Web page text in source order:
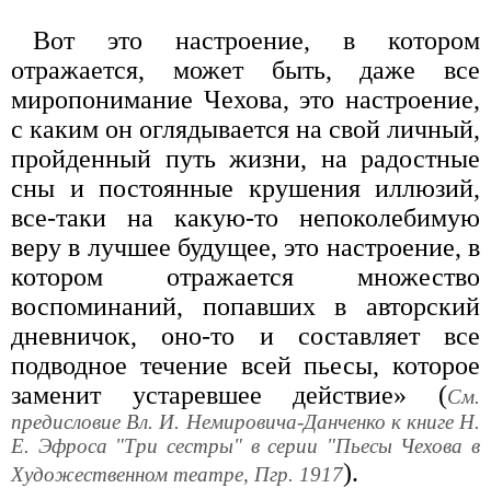
Вот это настроение, в котором
отражается, может быть, даже все
миропонимание Чехова, это настроение,
с каким он оглядывается на свой личный,
пройденный путь жизни, на радостные
сны и постоянные крушения иллюзий,
все-таки на какую-то непоколебимую
веру в лучшее будущее, это настроение, в
котором отражается множество
воспоминаний, попавших в авторский
дневничок, оно-то и составляет все
подводное течение всей пьесы, которое
заменит устаревшее действие» (См.
предисловие Вл. И. Немировича-Данченко к книге Н.
Е. Эфроса "Три сестры" в серии "Пьесы Чехова в
Художественном театре, Пгр. 1917).